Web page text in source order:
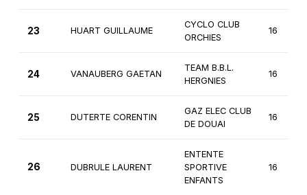
23 HUART GUILLAUME
CYCLO CLUB
ORCHIES
16
24 VANAUBERG GAETAN
TEAM B.B.L.
HERGNIES
16
25 DUTERTE CORENTIN
GAZ ELEC CLUB
DE DOUAI
16
26 DUBRULE LAURENT
ENTENTE
SPORTIVE
ENFANTS
16